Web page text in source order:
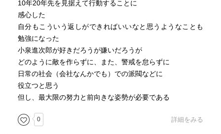
10年20年先を見据えて行動することに
感心した
自分もこういう返しができればいいなと思うようなことも
勉強になった
小泉進次郎が好きだろうが嫌いだろうが
どのように敵を作らずに、また、警戒を怠らずに
日常の社会（会社なんかでも）での派閥などに
役立つと思う
但し、最大限の努力と前向きな姿勢が必要である
0 詳細をみる